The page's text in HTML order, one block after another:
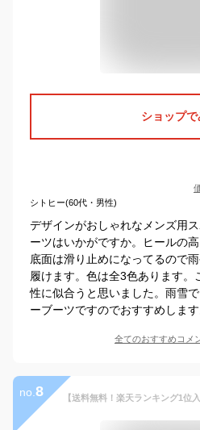
ショップで
シトヒー(60代・男性)
デザインがおしゃれなメンズ用
ーツはいかがですか。ヒールの
底面は滑り止めになってるので
履けます。色は全3色あります。
性に似合うと思いました。雨雪
ーブーツですのでおすすめします
全てのおすすめコメ
no. 8